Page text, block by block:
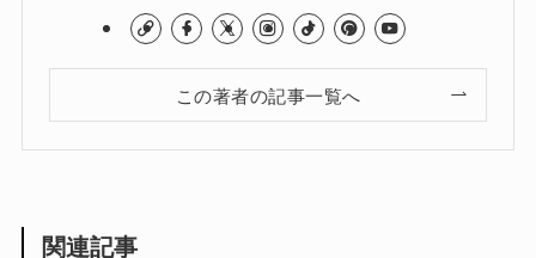
この著者の記事一覧へ
関連記事